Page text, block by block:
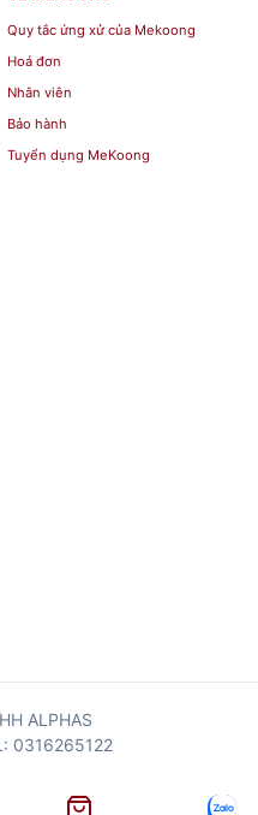
Quy tắc ứng xử của Mekoong
Hoá đơn
Nhân viên
Bảo hành
Tuyển dụng MeKoong
ALPHAS
0316265122